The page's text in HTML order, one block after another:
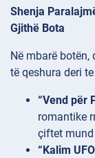
Shenja
Gjithë Bota
Në mbarë
të qeshura deri
“Vend për
romantike
çiftet
“Kalim